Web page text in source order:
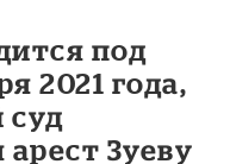
под
2021 года,
суд
Зуеву